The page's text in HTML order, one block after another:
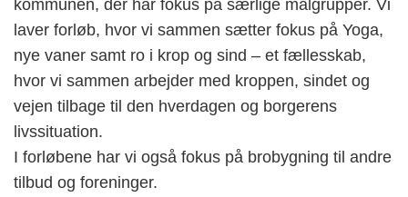
kommunen, der har fokus på særlige målgrupper. Vi
laver forløb, hvor vi sammen sætter fokus på Yoga,
nye vaner samt ro i krop og sind – et fællesskab,
hvor vi sammen arbejder med kroppen, sindet og
vejen tilbage til den hverdagen og borgerens
livssituation.
I forløbene har vi også fokus på brobygning til andre
tilbud og foreninger.